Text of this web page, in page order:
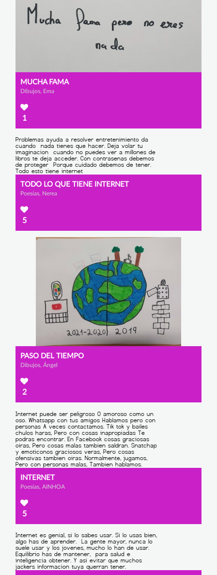
MUCHA FAMA
Dibujos, Ema
1
TODO LO QUE TIENE INTERNET
Poesías, Nerea
5
PASO DEL TIEMPO
Dibujos, Ángel
2
INTERNET
Poesías, AINHOA
5